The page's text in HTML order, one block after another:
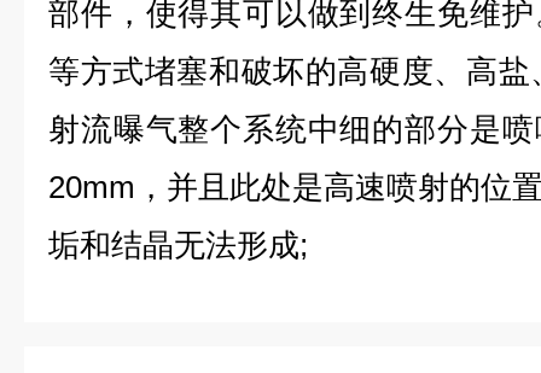
部件，使得其可以做到终生免维
等方式堵塞和破坏的高硬度、高
射流曝气整个系统中细的部分是
20mm，并且此处是高速喷射的位
垢和结晶无法形成;